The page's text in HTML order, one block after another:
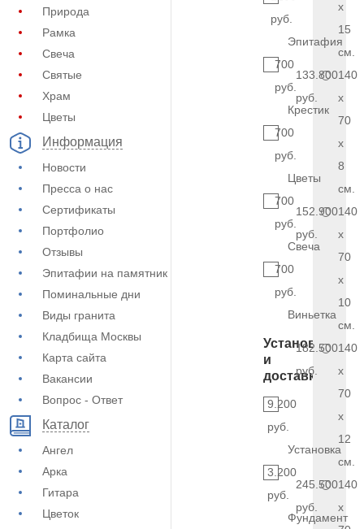
Природа
Рамка
Свеча
Святые
Храм
Цветы
Информация
Новости
Пресса о нас
Сертификаты
Портфолио
Отзывы
Эпитафии на памятник
Поминальные дни
Виды гранита
Кладбища Москвы
Карта сайта
Вакансии
Вопрос - Ответ
Каталог
Ангел
Арка
Гитара
Цветок
руб.
Эпитафия
700
руб.
Крестик
700
руб.
Цветы
700
руб.
Свеча
700
руб.
Виньетка
Установка
и
доставка
9.200
руб.
Установка
3.200
руб.
Фундамент
x
15
см.
133.800
руб.
140
x
70
x
8
см.
152.900
руб.
140
x
70
x
10
см.
182.500
руб.
140
x
70
x
12
см.
245.500
руб.
140
x